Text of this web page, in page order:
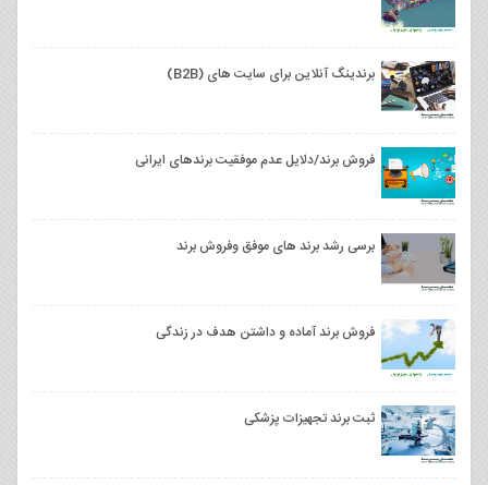
برندینگ آنلاین برای سایت های (B2B)
فروش برند/دلایل عدم موفقیت برندهای ایرانی
برسی رشد برند های موفق وفروش برند
فروش برند آماده و داشتن هدف در زندگی
ثبت برند تجهیزات پزشکی